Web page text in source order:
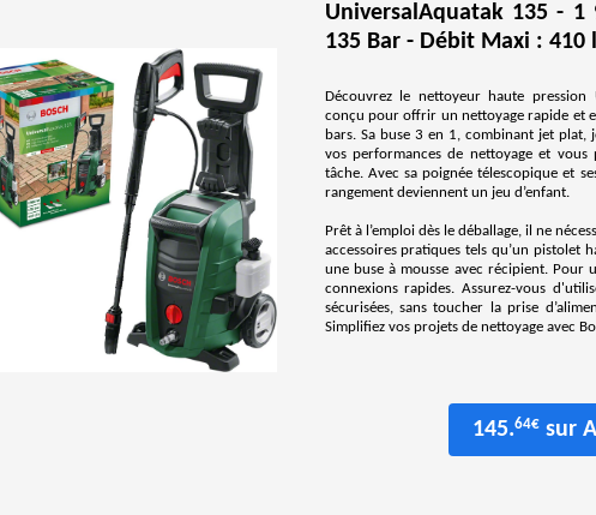
UniversalAquatak 135 -
135 Bar - Débit Maxi : 410
Découvrez le nettoyeur haute pression
conçu pour offrir un nettoyage rapide et
bars. Sa buse 3 en 1, combinant jet
vos performances de nettoyage et vous
tâche. Avec sa poignée télescopique et
rangement deviennent un jeu d’enfant.
Prêt à l’emploi dès le déballage, il ne
accessoires pratiques tels qu’un pistolet
une buse à mousse avec récipient. Pour
connexions rapides. Assurez-vous
sécurisées, sans toucher la prise
Simplifiez vos projets de nettoyage avec
145.64€ sur